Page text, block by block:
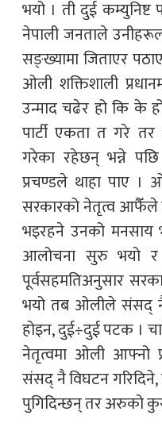
भयो । ती दुई कम्युनिष्ट
नेपाली जनताले
सङ्ख्यामा जिताएर
ओली शक्तिशाली
उन्माद चढेर हो कि के
पार्टी एकता त गरे
गरेका रहेछन् भन्ने
प्रचण्डले थाहा पाए ।
सरकारको नेतृत्व आफैँले
भइरहने उनको मनसाय
आलोचना सुरु भयो र
पूर्वसहमतिअनुसार
भयो तब ओलीले संसद्
होइन, दुई÷दुई पटक ।
नेतृत्वमा ओली आफ्नो
संसद् नै विघटन गरिदिने,
पुगिदिन्छन् तर अरुको